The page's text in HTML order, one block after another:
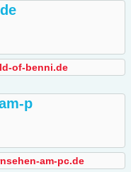
of-benni.de
p
am-pc.de